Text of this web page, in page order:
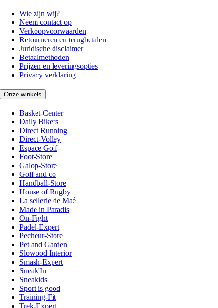
Wie zijn wij?
Neem contact op
Verkoopvoorwaarden
Retourneren en terugbetalen
Juridische disclaimer
Betaalmethoden
Prijzen en leveringsopties
Privacy verklaring
Onze winkels
Basket-Center
Daily Bikers
Direct Running
Direct-Volley
Espace Golf
Foot-Store
Galop-Store
Golf and co
Handball-Store
House of Rugby
La sellerie de Maé
Made in Paradis
On-Fight
Padel-Expert
Pecheur-Store
Pet and Garden
Slowood Interior
Smash-Expert
Sneak'In
Sneakids
Sport is good
Training-Fit
Trek-Expert